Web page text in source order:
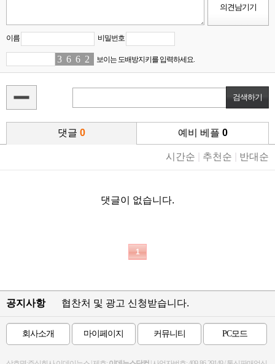
이름 비밀번호
3 66 68 2 보이는 도배방지키를 입력하세요.
댓글 0 예비 베플 0
시간순 추천순 반대순
댓글이 없습니다.
1
공지사항 협찬처 및 광고 신청받습니다.
회사소개 마이페이지 커뮤니티 PC모드